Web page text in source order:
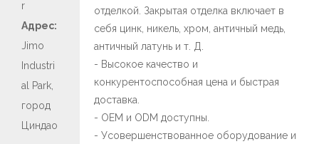
r
Адрес:
Jimo
Industri
al Park,
город
Циндао
отделкой. Закрытая отделка включает в
себя цинк, никель, хром, античный медь,
античный латунь и т. Д.
- Высокое качество и
конкурентоспособная цена и быстрая
доставка.
- OEM и ODM доступны.
- Усовершенствованное оборудование и